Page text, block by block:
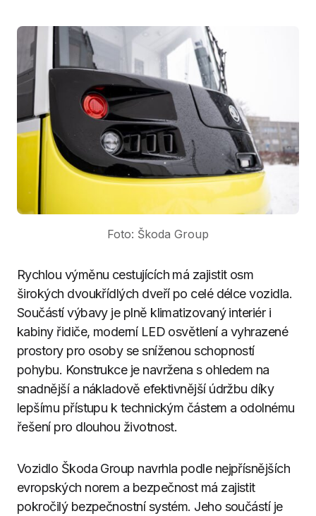
Foto: Škoda Group
Rychlou výměnu cestujících má zajistit osm
širokých dvoukřídlých dveří po celé délce vozidla.
Součástí výbavy je plně klimatizovaný interiér i
kabiny řidiče, moderní LED osvětlení a vyhrazené
prostory pro osoby se sníženou schopností
pohybu. Konstrukce je navržena s ohledem na
snadnější a nákladově efektivnější údržbu díky
lepšímu přístupu k technickým částem a odolnému
řešení pro dlouhou životnost.
Vozidlo Škoda Group navrhla podle nejpřísnějších
evropských norem a bezpečnost má zajistit
pokročilý bezpečnostní systém. Jeho součástí je